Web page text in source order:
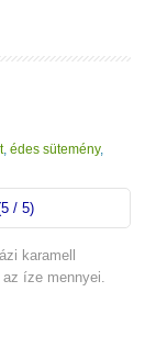
, édes sütemény,
/ 5)
karamell
íze mennyei.